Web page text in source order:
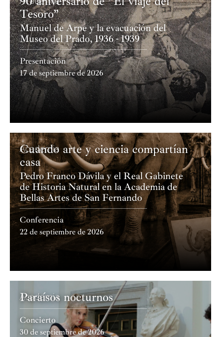
concierto.
Tesoro”
Manuel de Arpe y la evacuación del
Museo del Prado, 1936 - 1939
Presentación
17 de septiembre de 2026
Academia
Cuando arte y ciencia compartían
casa
Pedro Franco Dávila y el Real Gabinete
de Historia Natural en la Academia de
Bellas Artes de San Fernando
Conferencia
22 de septiembre de 2026
Academia
Paraísos nocturnos
Concierto
30 de septiembre de 2026